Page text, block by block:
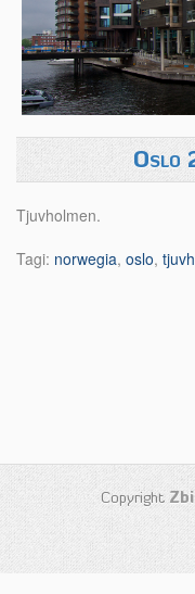
Oslo
Tjuvholmen.
Tagi: norwegia, oslo,
Copyright